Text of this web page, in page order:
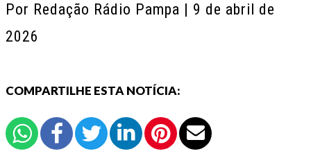
Por Redação Rádio Pampa | 9 de abril de
2026
COMPARTILHE ESTA NOTÍCIA: